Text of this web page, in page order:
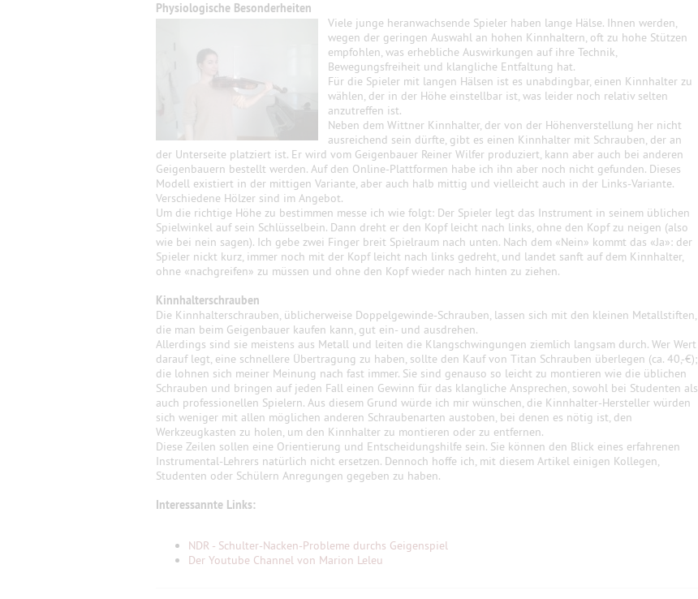
Physiologische Besonderheiten
Viele junge heranwachsende Spieler haben lange Hälse. Ihnen werden,
wegen der geringen Auswahl an hohen Kinnhaltern, oft zu hohe Stützen
empfohlen, was erhebliche Auswirkungen auf ihre Technik,
Bewegungsfreiheit und klangliche Entfaltung hat.
Für die Spieler mit langen Hälsen ist es unabdingbar, einen Kinnhalter zu
wählen, der in der Höhe einstellbar ist, was leider noch relativ selten
anzutreffen ist.
Neben dem Wittner Kinnhalter, der von der Höhenverstellung her nicht
ausreichend sein dürfte, gibt es einen Kinnhalter mit Schrauben, der an
der Unterseite platziert ist. Er wird vom Geigenbauer Reiner Wilfer produziert, kann aber auch bei anderen
Geigenbauern bestellt werden. Auf den Online-Plattformen habe ich ihn aber noch nicht gefunden. Dieses
Modell existiert in der mittigen Variante, aber auch halb mittig und vielleicht auch in der Links-Variante.
Verschiedene Hölzer sind im Angebot.
Um die richtige Höhe zu bestimmen messe ich wie folgt: Der Spieler legt das Instrument in seinem üblichen
Spielwinkel auf sein Schlüsselbein. Dann dreht er den Kopf leicht nach links, ohne den Kopf zu neigen (also
wie bei nein sagen). Ich gebe zwei Finger breit Spielraum nach unten. Nach dem «Nein» kommt das «Ja»: der
Spieler nickt kurz, immer noch mit der Kopf leicht nach links gedreht, und landet sanft auf dem Kinnhalter,
ohne «nachgreifen» zu müssen und ohne den Kopf wieder nach hinten zu ziehen.
Kinnhalterschrauben
Die Kinnhalterschrauben, üblicherweise Doppelgewinde-Schrauben, lassen sich mit den kleinen Metallstiften,
die man beim Geigenbauer kaufen kann, gut ein- und ausdrehen.
Allerdings sind sie meistens aus Metall und leiten die Klangschwingungen ziemlich langsam durch. Wer Wert
darauf legt, eine schnellere Übertragung zu haben, sollte den Kauf von Titan Schrauben überlegen (ca. 40,-€);
die lohnen sich meiner Meinung nach fast immer. Sie sind genauso so leicht zu montieren wie die üblichen
Schrauben und bringen auf jeden Fall einen Gewinn für das klangliche Ansprechen, sowohl bei Studenten als
auch professionellen Spielern. Aus diesem Grund würde ich mir wünschen, die Kinnhalter-Hersteller würden
sich weniger mit allen möglichen anderen Schraubenarten austoben, bei denen es nötig ist, den
Werkzeugkasten zu holen, um den Kinnhalter zu montieren oder zu entfernen.
Diese Zeilen sollen eine Orientierung und Entscheidungshilfe sein. Sie können den Blick eines erfahrenen
Instrumental-Lehrers natürlich nicht ersetzen. Dennoch hoffe ich, mit diesem Artikel einigen Kollegen,
Studenten oder Schülern Anregungen gegeben zu haben.
Interessannte Links:
NDR - Schulter-Nacken-Probleme durchs Geigenspiel
Der Youtube Channel von Marion Leleu